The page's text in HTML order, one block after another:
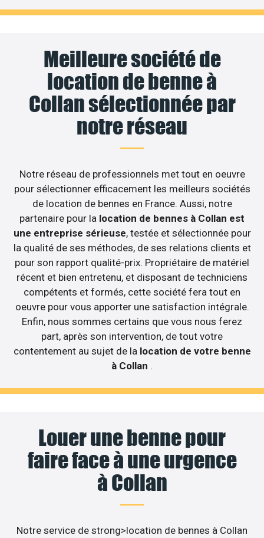
Meilleure société de
location de benne à
Collan sélectionnée par
notre réseau
Notre réseau de professionnels met tout en oeuvre
pour sélectionner efficacement les meilleurs sociétés
de location de bennes en France. Aussi, notre
partenaire pour la location de bennes à Collan est
une entreprise sérieuse, testée et sélectionnée pour
la qualité de ses méthodes, de ses relations clients et
pour son rapport qualité-prix. Propriétaire de matériel
récent et bien entretenu, et disposant de techniciens
compétents et formés, cette société fera tout en
oeuvre pour vous apporter une satisfaction intégrale.
Enfin, nous sommes certains que vous nous ferez
part, après son intervention, de tout votre
contentement au sujet de la location de votre benne
à Collan .
Louer une benne pour
faire face à une urgence
à Collan
Notre service de strong>location de bennes à Collan